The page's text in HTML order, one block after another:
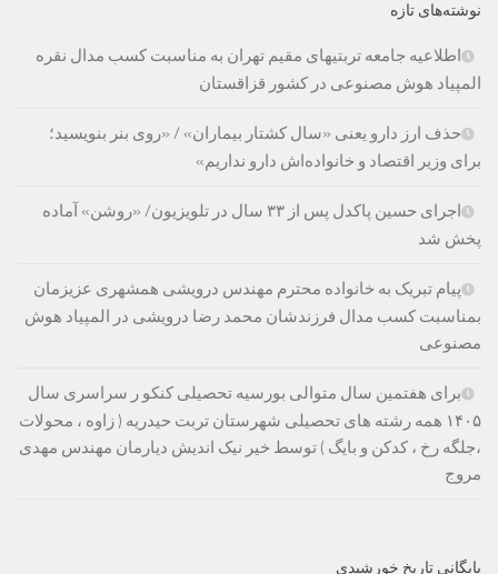
نوشته‌های تازه
اطلاعیه جامعه تربتیهای مقیم تهران به مناسبت کسب مدال نقره
المپیاد هوش مصنوعی در کشور قزاقستان
حذف ارز دارو یعنی «سال کشتار بیماران» / «روی بنر بنویسید؛
برای وزیر اقتصاد و خانواده‌اش دارو نداریم»
اجرای حسین پاکدل پس از ۳۳ سال در تلویزیون/ «روشن» آماده
پخش شد
پیام تبریک به خانواده محترم مهندس درویشی همشهری عزیزمان
بمناسبت کسب مدال فرزندشان محمد رضا درویشی در المپیاد هوش
مصنوعی
برای هفتمین سال متوالی بورسیه تحصیلی کنکو ر سراسری سال
۱۴۰۵ همه رشته های تحصیلی شهرستان تربت حیدریه ( زاوه ، محولات
،جلگه رخ ، کدکن و بایگ ) توسط خیر نیک اندیش دیارمان مهندس مهدی
مروج
بایگانی تاریخ خورشیدی